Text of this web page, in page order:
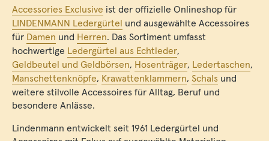
Accessories Exclusive ist der offizielle Onlineshop für
LINDENMANN Ledergürtel und ausgewählte Accessoires
für Damen und Herren. Das Sortiment umfasst
hochwertige Ledergürtel aus Echtleder,
Geldbeutel und Geldbörsen, Hosenträger, Ledertaschen,
Manschettenknöpfe, Krawattenklammern, Schals und
weitere stilvolle Accessoires für Alltag, Beruf und
besondere Anlässe.
Lindenmann entwickelt seit 1961 Ledergürtel und